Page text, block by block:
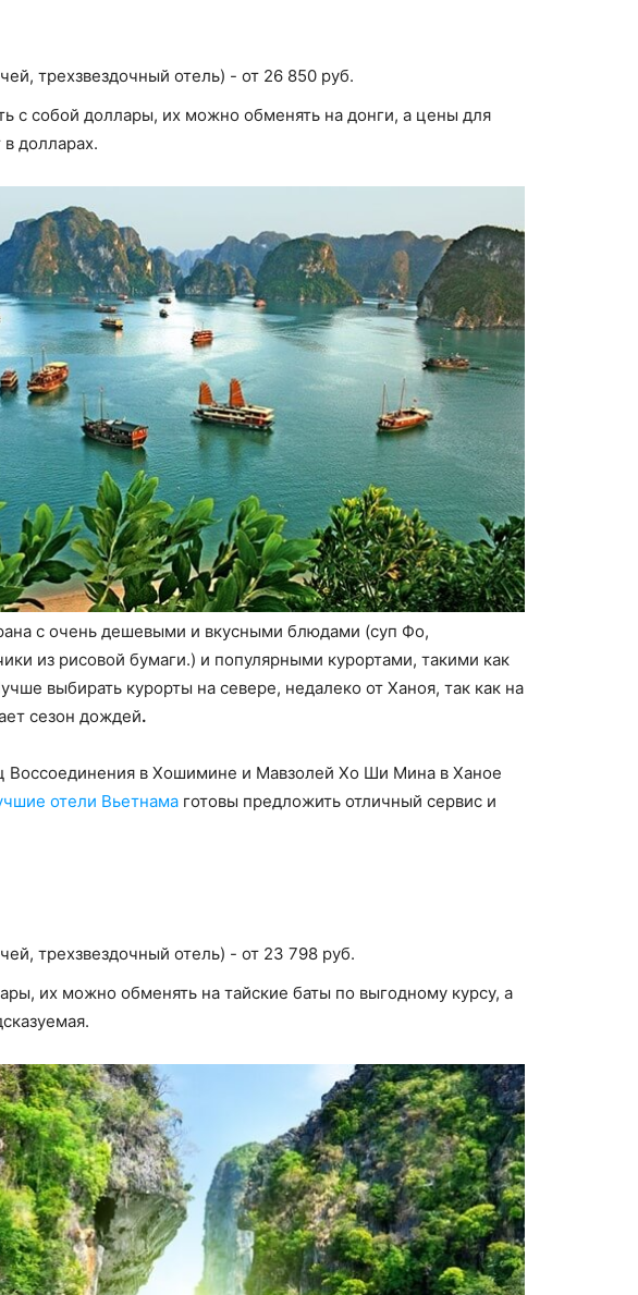
трехзвездочный отель) - от 26 850 руб.
с собой доллары, их можно обменять на донги, а цены для
долларах.
с очень дешевыми и вкусными блюдами (суп Фо,
из рисовой бумаги.) и популярными курортами, такими как
выбирать курорты на севере, недалеко от Ханоя, так как на
сезон дождей.
Воссоединения в Хошимине и Мавзолей Хо Ши Мина в Ханое
отели Вьетнама готовы предложить отличный сервис и
трехзвездочный отель) - от 23 798 руб.
их можно обменять на тайские баты по выгодному курсу, а